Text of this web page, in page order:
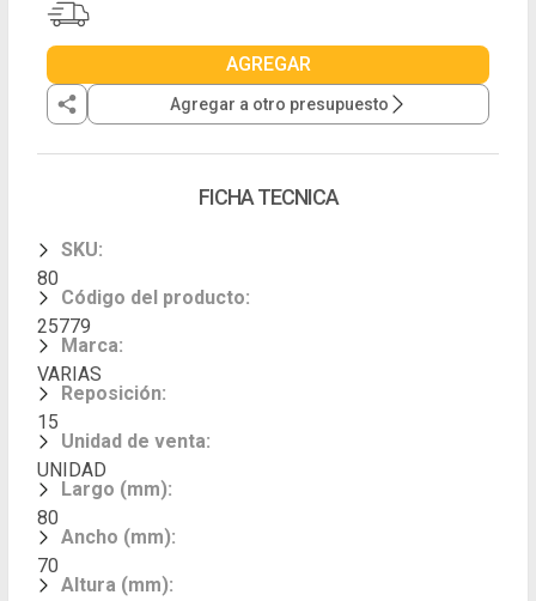
AGREGAR
Agregar a otro presupuesto
FICHA TECNICA
SKU:
80
Código del producto:
25779
Marca:
VARIAS
Reposición:
15
Unidad de venta:
UNIDAD
Largo (mm):
80
Ancho (mm):
70
Altura (mm):